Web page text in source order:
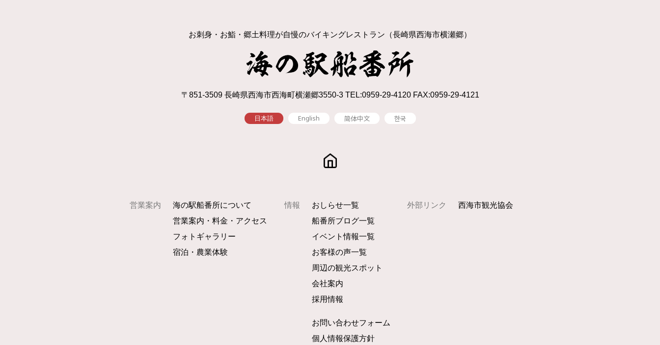
お刺身・お鮨・郷土料理が自慢のバイキングレストラン（長崎県西海市横瀬郷）
〒851-3509 長崎県西海市西海町横瀬郷3550-3 TEL:0959-29-4120 FAX:0959-29-4121
日本語 English 简体中文 한국
営業案内
海の駅船番所について
営業案内・料金・アクセス
フォトギャラリー
宿泊・農業体験
情報
おしらせ一覧
船番所ブログ一覧
イベント情報一覧
お客様の声一覧
周辺の観光スポット
会社案内
採用情報
お問い合わせフォーム
個人情報保護方針
外部リンク 西海市観光協会